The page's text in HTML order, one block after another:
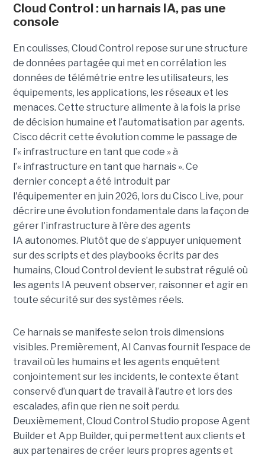
Cloud Control : un harnais IA, pas une
console
En coulisses, Cloud Control repose sur une structure
de données partagée qui met en corrélation les
données de télémétrie entre les utilisateurs, les
équipements, les applications, les réseaux et les
menaces. Cette structure alimente à la fois la prise
de décision humaine et l’automatisation par agents.
Cisco décrit cette évolution comme le passage de
l’« infrastructure en tant que code » à
l’« infrastructure en tant que harnais ». Ce
dernier concept a été introduit par
l'équipementer en juin 2026, lors du Cisco Live, pour
décrire une évolution fondamentale dans la façon de
gérer l'infrastructure à l'ère des agents
IA autonomes. Plutôt que de s’appuyer uniquement
sur des scripts et des playbooks écrits par des
humains, Cloud Control devient le substrat régulé où
les agents IA peuvent observer, raisonner et agir en
toute sécurité sur des systèmes réels.
Ce harnais se manifeste selon trois dimensions
visibles. Premièrement, AI Canvas fournit l’espace de
travail où les humains et les agents enquêtent
conjointement sur les incidents, le contexte étant
conservé d’un quart de travail à l’autre et lors des
escalades, afin que rien ne soit perdu.
Deuxièmement, Cloud Control Studio propose Agent
Builder et App Builder, qui permettent aux clients et
aux partenaires de créer leurs propres agents et